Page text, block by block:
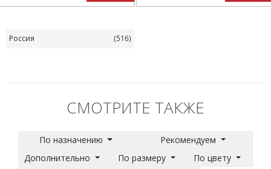
Россия (516)
СМОТРИТЕ ТАКЖЕ
По назначению
Рекомендуем
Дополнительно
По размеру
По цвету